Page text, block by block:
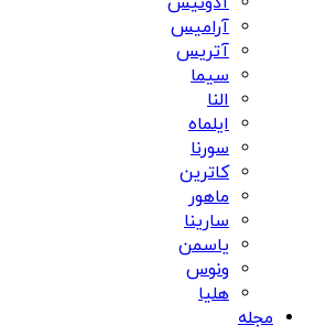
آرامیس
آتریس
سيما
النا
ایلماه
سورنا
کاترین
ماهور
سارینا
یاسمن
ونوس
هلیا
مجله